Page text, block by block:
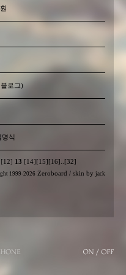
로그)
식
[12] 13 [14] [15] [16] [32]
1999-2026 Zeroboard / skin by jack